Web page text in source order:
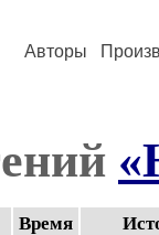
Авторы
Время